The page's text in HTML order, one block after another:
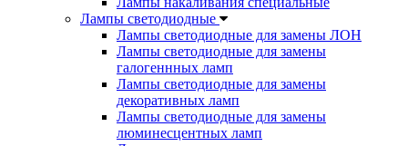
Лампы светодиодные
Лампы светодиодные для замены ЛОН
Лампы светодиодные для замены
галогеннных ламп
Лампы светодиодные для замены
декоративных ламп
Лампы светодиодные для замены
люминесцентных ламп